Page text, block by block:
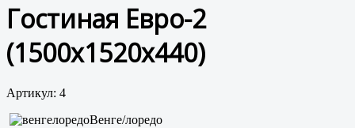
Гостиная Евро-2
(1500х1520х440)
Артикул: 4
Венге/лоредо